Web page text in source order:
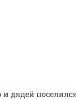
дядей